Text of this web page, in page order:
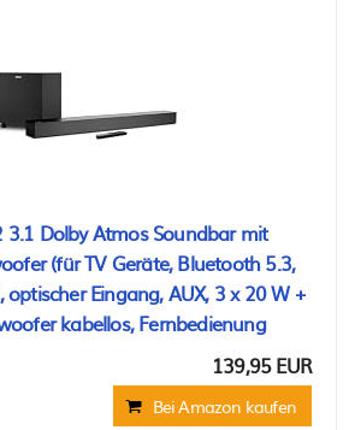
3.1 Dolby Atmos Soundbar mit
(für TV Geräte, Bluetooth 5.3,
optischer Eingang, AUX, 3 x 20 W +
kabellos, Fernbedienung
139,95 EUR
Bei Amazon kaufen